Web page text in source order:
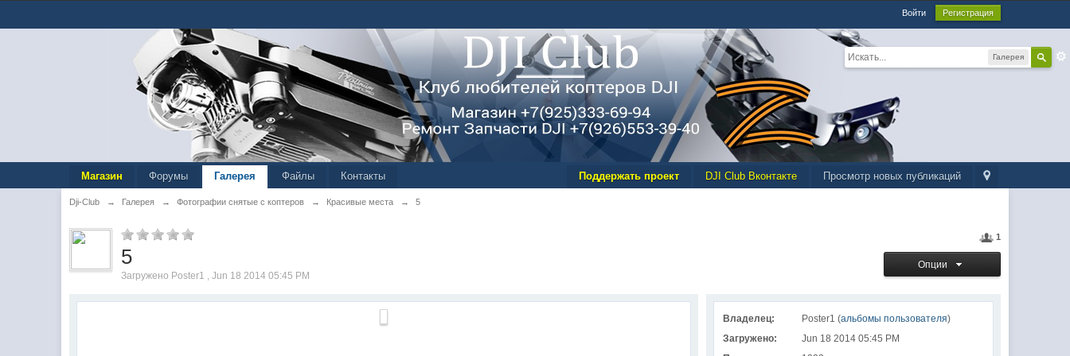
Войти Регистрация
Галерея
Просмотр новых публикаций
DJI Club Вконтакте
Поддержать проект
Магазин Форумы Галерея Файлы Контакты
Dji-Club → Галерея → Фотографии снятые с коптеров → Красивые места → 5
1
Опции
5
Загружено Poster1 , Jun 18 2014 05:45 PM
Владелец: Poster1 (альбомы пользователя)
Загружено:
Jun 18 2014 05:45 PM